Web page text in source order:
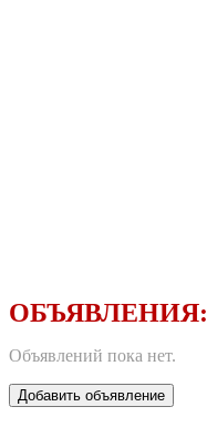
ОБЪЯВЛЕНИЯ:
Объявлений пока нет.
Добавить объявление